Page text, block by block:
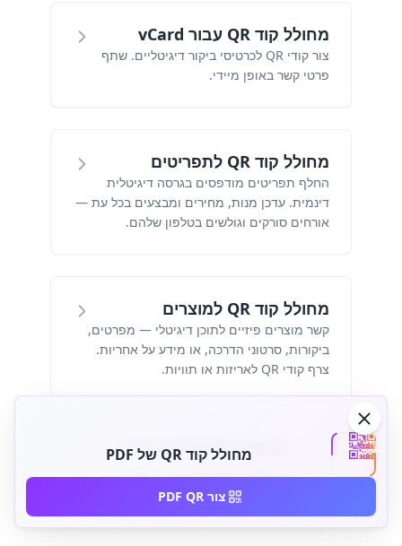
מחולל קוד QR עבור vCard
צור קודי QR לכרטיסי ביקור דיגיטליים. שתף
פרטי קשר באופן מיידי.
מחולל קוד QR לתפריטים
החלף תפריטים מודפסים בגרסה דיגיטלית
דינמית. עדכן מנות, מחירים ומבצעים בכל עת —
אורחים סורקים וגולשים בטלפון שלהם.
מחולל קוד QR למוצרים
קשר מוצרים פיזיים לתוכן דיגיטלי — מפרטים,
ביקורות, סרטוני הדרכה, או מידע על אחריות.
צרף קודי QR לאריזות או תוויות.
לא מוצא את מה שאתה מחפש?
מחולל קוד QR של PDF
צור PDF QR